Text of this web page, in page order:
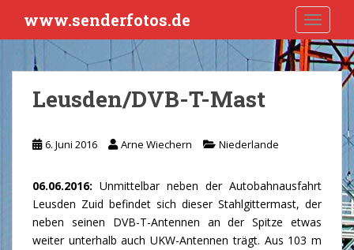
i
www.senderfotos.de
Leusden/DVB-T-Mast
6. Juni 2016 Arne Wiechern Niederlande
06.06.2016: Unmittelbar neben der Autobahnausfahrt
Leusden Zuid befindet sich dieser Stahlgittermast, der
neben seinen DVB-T-Antennen an der Spitze etwas
weiter unterhalb auch UKW-Antennen trägt. Aus 103 m